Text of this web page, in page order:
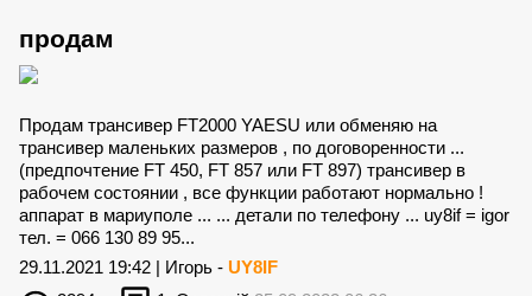
продам
Продам трансивер FT2000 YAESU или обменяю на
трансивер маленьких размеров , по договоренности ...
(предпочтение FT 450, FT 857 или FT 897) трансивер в
рабочем состоянии , все функции работают нормально !
аппарат в мариуполе ... ... детали по телефону ... uy8if = igor
тел. = 066 130 89 95...
29.11.2021 19:42 | Игорь - UY8IF